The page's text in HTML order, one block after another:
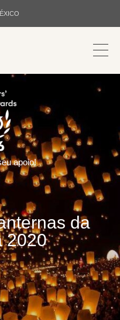
da
2020
apoio!